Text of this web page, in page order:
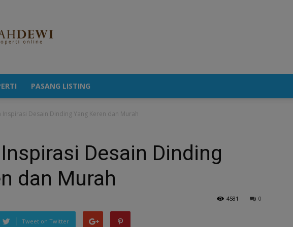
PASANG LISTING
Desain Dinding Yang Keren dan Murah
Desain Dinding
dan Murah
0
4581
Tweet on Twitter